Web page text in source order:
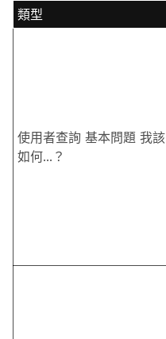
類型
使用者查詢 基本問題 我該
如何…？